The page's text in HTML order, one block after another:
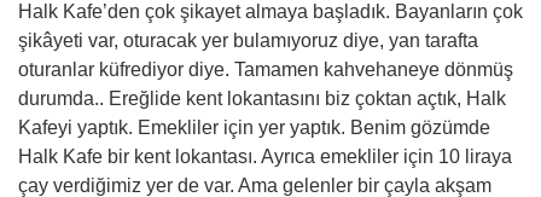
Halk Kafe’den çok şikayet almaya başladık. Bayanların çok
şikâyeti var, oturacak yer bulamıyoruz diye, yan tarafta
oturanlar küfrediyor diye. Tamamen kahvehaneye dönmüş
durumda.. Ereğlide kent lokantasını biz çoktan açtık, Halk
Kafeyi yaptık. Emekliler için yer yaptık. Benim gözümde
Halk Kafe bir kent lokantası. Ayrıca emekliler için 10 liraya
çay verdiğimiz yer de var. Ama gelenler bir çayla akşam